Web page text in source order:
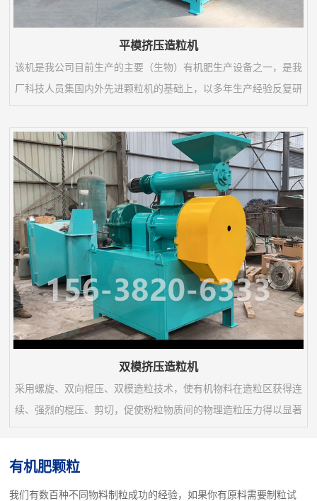
平模挤压造粒机
该机是我公司目前生产的主要（生物）有机肥生产设备之一，是我
厂科技人员集国内外先进颗粒机的基础上，以多年生产经验反复研
计出有不同型号多种机型，是肥料加工单位理想的加工机械。1、
该机主要用于（生物）有机肥和养殖业加工行业的颗粒加工；2、
该机加工的颗粒状物料表面光洁，硬度适中，在加工过程中温升低
并能较好的保持原料内部各营养成分；3、颗粒成分...
双模挤压造粒机
采用螺旋、双向棍压、双模造粒技术，使有机物料在造粒区获得连
续、强烈的棍压、剪切，促使粉粒物质间的物理造粒压力得以显著
之一，是我厂科技人员集国内外先进颗粒机的基础上，以多年生产
经验反复研究、改进、精心制造的肥料机械，该机工艺优良，操作
有机肥颗粒
我们有数百种不同物料制粒成功的经验，如果你有原料需要制粒试